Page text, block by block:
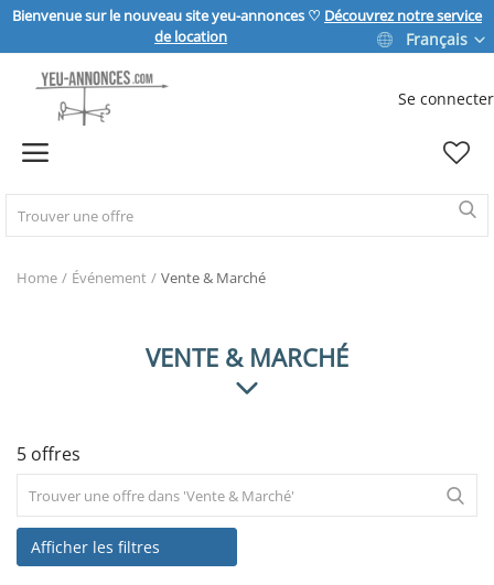
Bienvenue sur le nouveau site yeu-annonces ♡ Découvrez notre service
de location
Français
Se connecter
Home
IMMOBILIER
MAISON & JARDIN
VÉHICULE
SERVICE
Home Événement Vente & Marché
VENTE & MARCHÉ
5 offres
Afficher les filtres